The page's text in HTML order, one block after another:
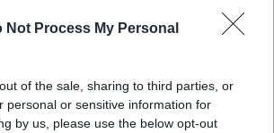
Not Process My Personal
of the sale, sharing to third parties, or
personal or sensitive information for
by us, please use the below opt-out
το E-Radio.gr στοGoogle News